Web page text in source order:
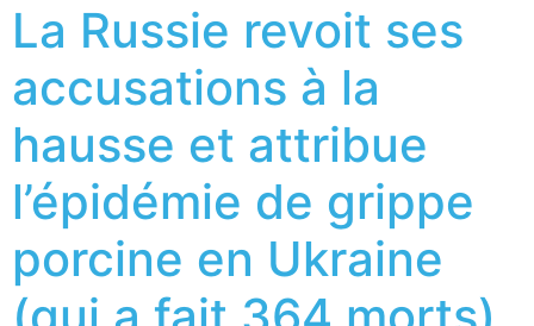
La Russie revoit ses
accusations à la
hausse et attribue
l’épidémie de grippe
porcine en Ukraine